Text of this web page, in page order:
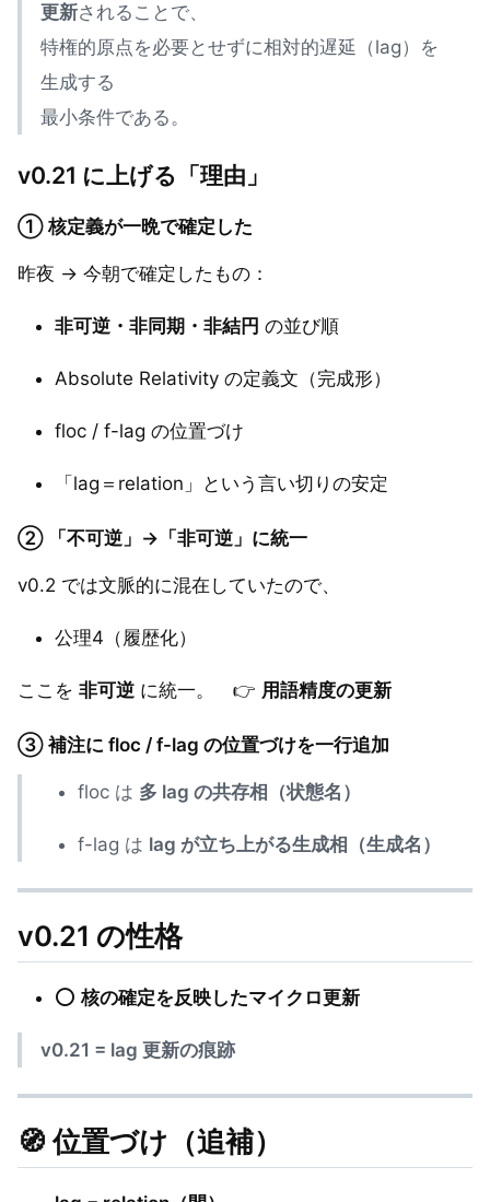
更新されることで、
特権的原点を必要とせずに相対的遅延（lag）を
生成する
最小条件である。
v0.21 に上げる「理由」
① 核定義が一晩で確定した
昨夜 → 今朝で確定したもの：
非可逆・非同期・非結円 の並び順
Absolute Relativity の定義文（完成形）
floc / f-lag の位置づけ
「lag＝relation」という言い切りの安定
② 「不可逆」→「非可逆」に統一
v0.2 では文脈的に混在していたので、
公理4（履歴化）
ここを 非可逆 に統一。 👉 用語精度の更新
③ 補注に floc / f-lag の位置づけを一行追加
floc は 多 lag の共存相（状態名）
f-lag は lag が立ち上がる生成相（生成名）
v0.21 の性格
⭕ 核の確定を反映したマイクロ更新
v0.21 = lag 更新の痕跡
🧭 位置づけ（追補）